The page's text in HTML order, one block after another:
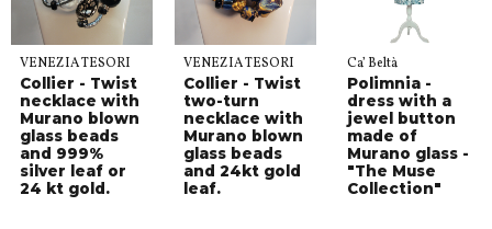
VENEZIA TESORI
Collier - Twist
necklace with
Murano blown
glass beads
and 999%
silver leaf or
24 kt gold.
VENEZIA TESORI
Collier - Twist
two-turn
necklace with
Murano blown
glass beads
and 24kt gold
leaf.
Ca’ Beltà
Polimnia -
dress with a
jewel button
made of
Murano glass -
"The Muse
Collection"